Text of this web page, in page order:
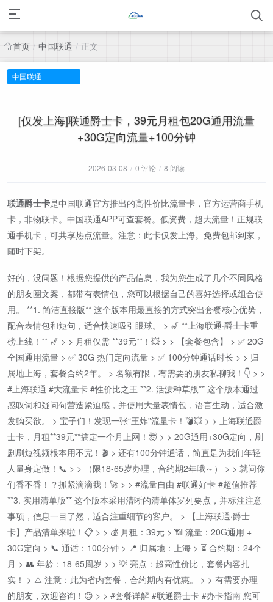
首页 / 中国联通 / 正文
中国联通
[仅发上海]联通爵士卡，39元月租包20G通用流量
+30G定向流量+100分钟
2026-03-08 / 0 评论 / 8 阅读
联通爵士卡是中国联通官方推出的高性价比流量卡，官方运营商手机
卡，非物联卡。中国联通APP可查套餐。低资费，超大流量！正规联
通手机卡，可共享热点流量。注意：此卡仅发上海。免费包邮到家，
随时下架。
好的，没问题！根据您提供的产品信息，我为您生成了几个不同风格
的朋友圈文案，都带有表情包，您可以根据自己的喜好选择或组合使
用。 **1. 简洁直接版** 这个版本用最直接的方式突出套餐核心优势，
配合表情包和短句，适合快速吸引眼球。 > 🎷 **上海联通·爵士卡重
磅上线！** 🎷 > > 月租仅需 **39元**！💥 > > 【套餐包含】 > ✅ 20G
全国通用流量 > ✅ 30G 热门定向流量 > ✅ 100分钟通话时长 > > 归
属地上海，套餐合约2年。 > 名额有限，有需要的朋友私聊我！👇 > >
#上海联通 #大流量卡 #性价比之王 **2. 活泼种草版** 这个版本通过
感叹词和疑问句营造紧迫感，并使用大量表情包，语言生动，适合激
发购买欲。 > 宝子们！发现一张“王炸”流量卡！💣💥 > > 上海联通爵
士卡，月租**39元**搞定一个月上网！🤯 > > 20G通用+30G定向，刷
剧刷短视频根本用不完！🎬 > 还有100分钟通话，简直是为我们年轻
人量身定做！📞 > > （限18-65岁办理，合约期2年哦～） > > 就问你
们香不香！？抓紧滴滴我！🚀 > > #流量自由 #联通好卡 #超值推荐
**3. 实用清单版** 这个版本采用清晰的清单体罗列要点，并标注注意
事项，信息一目了然，适合注重细节的客户。 > 【上海联通·爵士
卡】产品清单来啦！📋 > > 💰 月租：39元 > 📶 流量：20G通用 +
30G定向 > 📞 通话：100分钟 > 📍 归属地：上海 > ⏳ 合约期：24个
月 > 👥 年龄：18-65周岁 > > 💡 亮点：超高性价比，套餐内容扎
实！ > ⚠️ 注意：此为省内套餐，合约期内有优惠。 > > 有需要办理
的朋友，欢迎咨询！😊 > > #套餐详解 #联通爵士卡 #办卡指南 您可